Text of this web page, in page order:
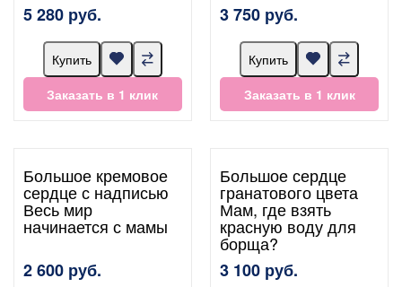
5 280 руб.
Купить
Заказать в 1 клик
3 750 руб.
Купить
Заказать в 1 клик
Большое кремовое
сердце с надписью
Весь мир
начинается с мамы
2 600 руб.
Большое сердце
гранатового цвета
Мам, где взять
красную воду для
борща?
3 100 руб.